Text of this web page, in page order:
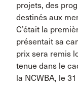
projets, des
destinés aux
C’était la
présentait sa
prix sera remis
tenue dans le
la NCWBA, le